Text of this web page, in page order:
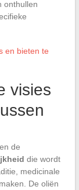
onthullen
en bieten te
visies
de
die wordt
medicinale
De oliën